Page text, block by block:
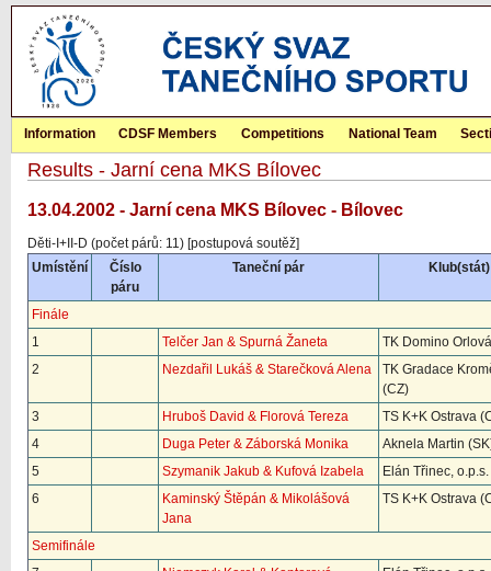
Information CDSF Members Competitions National Team
Results - Jarní cena MKS Bílovec
13.04.2002 - Jarní cena MKS Bílovec - Bílovec
Děti-I+II-D (počet párů: 11) [postupová soutěž]
Umístění
Číslo
páru
Taneční pár Klub(stát)
Finále
1
Telčer Jan & Spurná Žaneta
TK Domino
2
Nezdařil Lukáš & Starečková Alena
TK Gradace
(CZ)
3
Hruboš David & Florová Tereza
TS K+K Ostrava
4
Duga Peter & Záborská Monika
Aknela Martin
5
Szymanik Jakub & Kufová Izabela
Elán Třinec,
6
Kaminský Štěpán & Mikolášová
Jana
TS K+K Ostrava
Semifinále